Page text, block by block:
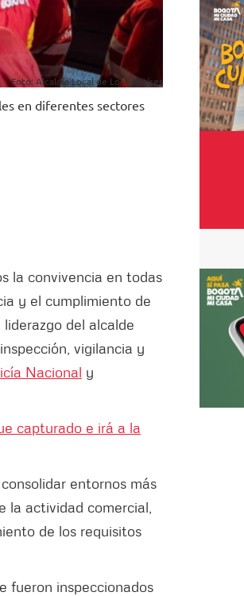
Foto: Alcaldía Local de Los Mártires
en diferentes sectores
la convivencia en todas
y el cumplimiento de
liderazgo del alcalde
vigilancia y
Nacional y
capturado e irá a la
entornos más
la actividad comercial,
de los requisitos
fueron inspeccionados